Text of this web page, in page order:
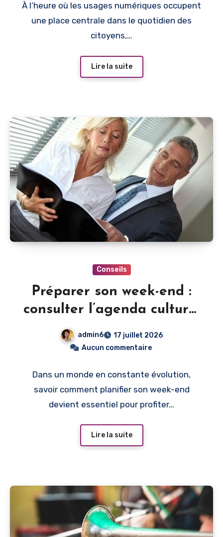
À l’heure où les usages numériques occupent
une place centrale dans le quotidien des
citoyens,…
Lire la suite
Conseils
Préparer son week-end :
consulter l’agenda culturel
des offices de tourisme
admin6
17 juillet 2026
Aucun commentaire
Dans un monde en constante évolution,
savoir comment planifier son week-end
devient essentiel pour profiter…
Lire la suite